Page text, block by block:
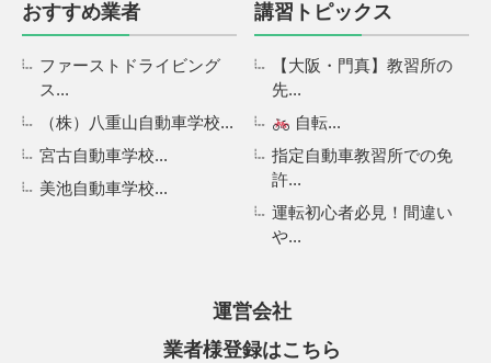
おすすめ業者
ファーストドライビング
ス...
（株）八重山自動車学校...
宮古自動車学校...
美池自動車学校...
講習トピックス
【大阪・門真】教習所の
先...
自転...
指定自動車教習所での免
許...
運転初心者必見！間違い
や...
運営会社
業者様登録はこちら